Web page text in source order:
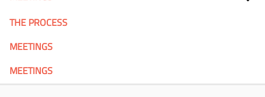
THE PROCESS
MEETINGS
MEETINGS